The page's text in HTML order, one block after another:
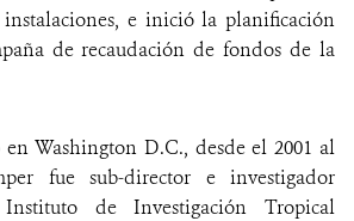
e inició la planificación
de recaudación de fondos de la
Washington D.C., desde el 2001 al
fue sub-director e investigador
de Investigación Tropical